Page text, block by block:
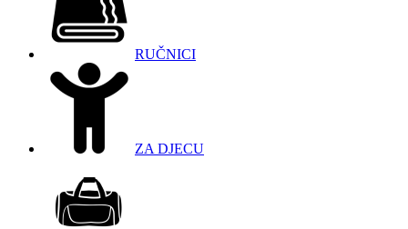
RUČNICI
ZA DJECU